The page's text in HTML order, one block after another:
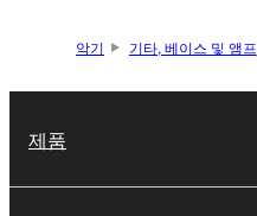
악기 기타, 베이스 및 앰프
제품